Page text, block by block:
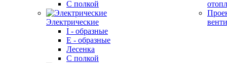
С полкой
Электрические
I - образные
E - образные
Лесенка
С полкой